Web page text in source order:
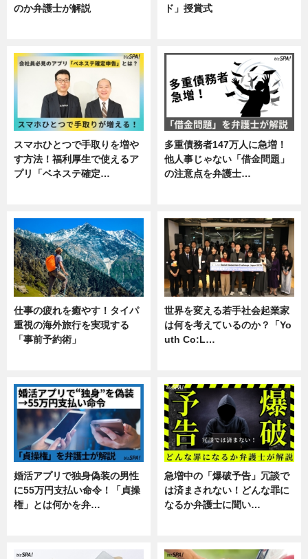
のか弁護士が解説
ド」授賞式
スマホひとつで手取りを増や
す方法！福利厚生で使えるア
プリ「ベネステ確定…
多重債務者147万人に急増！
他人事じゃない「借金問題」
の注意点を弁護士…
仕事の疲れを癒やす！タイパ
重視の海外旅行を実現する
「事前予約術」
世界を変える若手社会起業家
は何を考えているのか？「Yo
uth Co:L…
婚活アプリで独身偽装の男性
に55万円支払い命令！「貞操
権」とは何かを弁…
急増中の「爆破予告」冗談で
は済まされない！どんな罪に
なるか弁護士に聞い…